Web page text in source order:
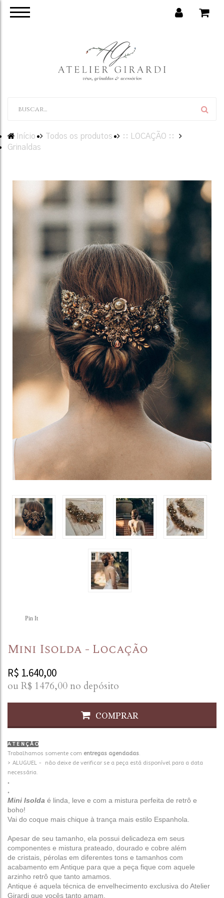
Início Todos os produtos
:: LOCAÇÃO ::
Grinaldas
Pin It
Mini Isolda - Locação
R$ 1.640,00
ou R$ 1476,00 no depósito
COMPRAR
A T E N Ç Ã O
Trabalhamos somente com entregas agendadas.
> ALUGUEL - não deixe de verificar se a peça está disponível para a data
necessária.
.
.
Mini Isolda é linda, leve e com a mistura perfeita de retrô e
boho!
Vai do coque mais chique à trança mais estilo Espanhola.
Apesar de seu tamanho, ela possui delicadeza em seus
componentes e mistura prateado, dourado e cobre além
de cristais, pérolas em diferentes tons e tamanhos com
acabamento em Antique para que a peça fique com aquele
arzinho retrô que tanto amamos.
Antique é aquela técnica de envelhecimento exclusiva do Atelier
Girardi que vocês tanto amam.